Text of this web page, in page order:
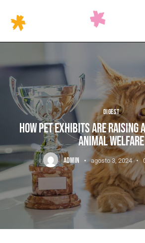
DIGEST
HOW PET EXHIBITS ARE RAISING
ANIMAL WELFARE
ADMIN agosto 3, 2024